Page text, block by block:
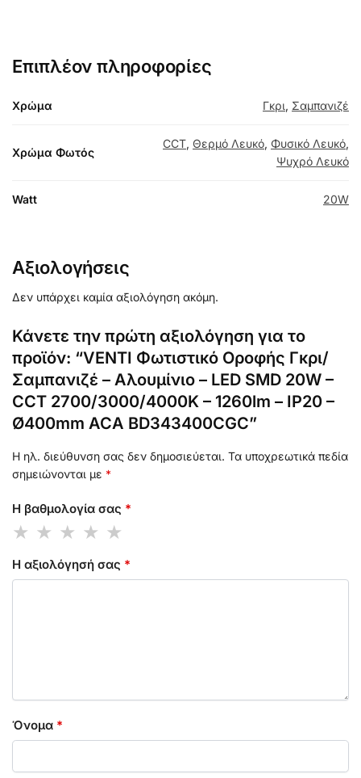
Επιπλέον πληροφορίες
Χρώμα Γκρι, Σαμπανιζέ
Χρώμα Φωτός
CCT, Θερμό Λευκό, Φυσικό Λευκό,
Ψυχρό Λευκό
Watt 20W
Αξιολογήσεις
Δεν υπάρχει καμία αξιολόγηση ακόμη.
Κάνετε την πρώτη αξιολόγηση για το
προϊόν: “VENTI Φωτιστικό Οροφής Γκρι/
Σαμπανιζέ – Αλουμίνιο – LED SMD 20W –
CCT 2700/3000/4000K – 1260lm – IP20 –
Ø400mm ACA BD343400CGC”
Η ηλ. διεύθυνση σας δεν δημοσιεύεται. Τα υποχρεωτικά πεδία
σημειώνονται με *
Η βαθμολογία σας *
Η αξιολόγησή σας *
Όνομα *